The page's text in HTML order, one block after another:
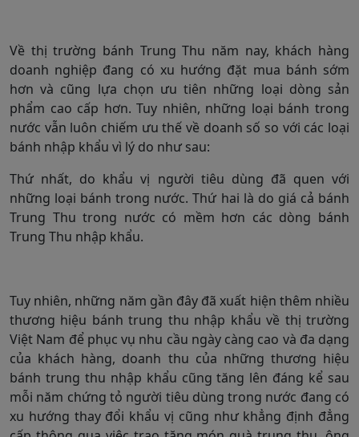
Về thị trường bánh Trung Thu năm nay, khách hàng
doanh nghiệp đang có xu hướng đặt mua bánh sớm
hơn và cũng lựa chọn ưu tiên những loại dòng sản
phẩm cao cấp hơn. Tuy nhiên, những loại bánh trong
nước vẫn luôn chiếm ưu thế về doanh số so với các loại
bánh nhập khẩu vì lý do như sau:
Thứ nhất, do khẩu vị người tiêu dùng đã quen với
những loại bánh trong nước. Thứ hai là do giá cả bánh
Trung Thu trong nước có mềm hơn các dòng bánh
Trung Thu nhập khẩu.
Tuy nhiên, những năm gần đây đã xuất hiện thêm nhiều
thương hiệu bánh trung thu nhập khẩu về thị trường
Việt Nam để phục vụ nhu cầu ngày càng cao và đa dạng
của khách hàng, doanh thu của những thương hiệu
bánh trung thu nhập khẩu cũng tăng lên đáng kể sau
mỗi năm chứng tỏ người tiêu dùng trong nước đang có
xu hướng thay đổi khẩu vị cũng như khẳng định đẳng